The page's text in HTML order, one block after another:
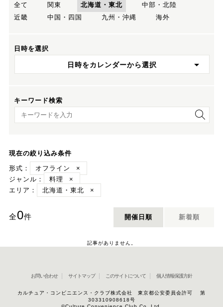
全て
関東 北海道・東北
中部・北陸
近畿
中国・四国 九州・沖縄 海外
日時を選択
日時をカレンダーから選択
キーワード検索
キーワード検索
現在の絞り込み条件
形式：
オフライン
×
ジャンル：
料理
×
エリア：
北海道・東北 ×
全0件 開催日順 新着順
記事がありません。
お問い合わせ サイトマップ このサイトについて 個人情報保護方針
カルチュア・コンビニエンス・クラブ株式会社 東京都公安委員会許可 第
303310908618号